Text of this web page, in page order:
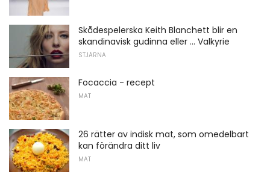
Skådespelerska Keith Blanchett blir en
skandinavisk gudinna eller ... Valkyrie
STJÄRNA
Focaccia - recept
MAT
26 rätter av indisk mat, som omedelbart
kan förändra ditt liv
MAT